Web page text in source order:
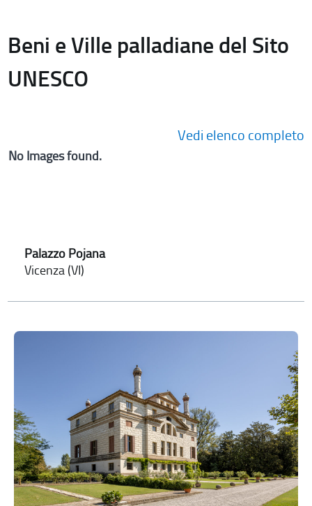
Beni e Ville palladiane del Sito
UNESCO
Vedi elenco completo
No Images found.
Palazzo Pojana
Vicenza (VI)